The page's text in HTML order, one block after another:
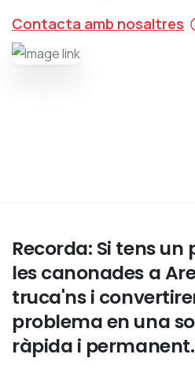
Contacta amb nosaltres
Recorda: Si tensun
lescanonades a
truca'ns i
problemaen una
ràpida i permanent.